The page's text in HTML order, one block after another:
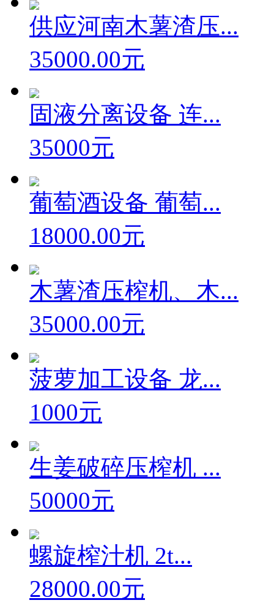
供应河南木薯渣压...
35000.00元
固液分离设备 连...
35000元
葡萄酒设备 葡萄...
18000.00元
木薯渣压榨机、木...
35000.00元
菠萝加工设备 龙...
1000元
生姜破碎压榨机 ...
50000元
螺旋榨汁机 2t...
28000.00元